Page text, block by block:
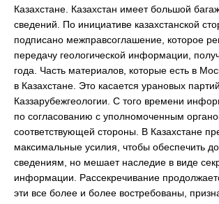
Казахстане. Казахстан имеет большой
сведений. По инициативе казахстанской
подписано межправсоглашение, которое
передачу геологической информации,
года. Часть материалов, которые есть в
в Казахстане. Это касается урановых партий,
Каззарубежгеологии. С того времени
по согласованию с уполномоченным
соответствующей стороны. В Казахстане
максимальные усилия, чтобы обеспечить
сведениям, но мешает наследие в виде
информации. Рассекречивание
эти все более и более востребованы,